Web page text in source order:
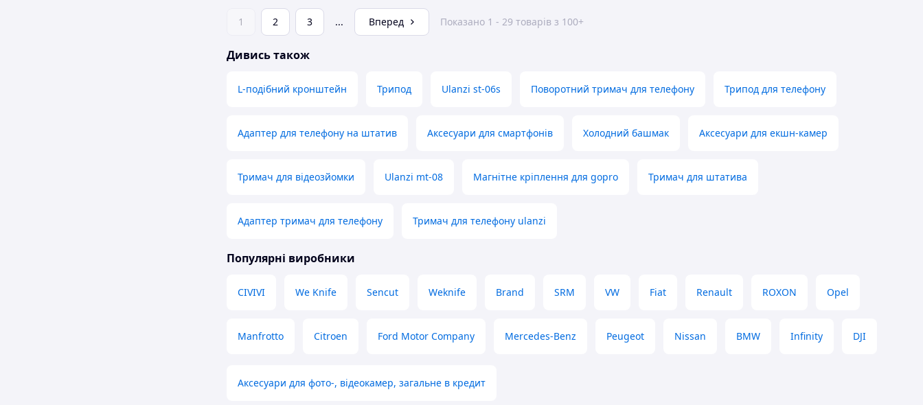
1 2 3 ... Вперед Показано 1 - 29 товарів з 100+
Дивись також
L-подібний кронштейн Трипод Ulanzi st-06s Поворотний тримач для телефону Трипод для телефону
Адаптер для телефону на штатив Аксесуари для смартфонів Холодний башмак Аксесуари для екшн-камер
Тримач для відеозйомки Ulanzi mt-08 Магнітне кріплення для gopro Тримач для штатива
Адаптер тримач для телефону Тримач для телефону ulanzi
Популярні виробники
CIVIVI We Knife Sencut Weknife Brand SRM VW Fiat Renault ROXON Opel
Manfrotto Citroen Ford Motor Company Mercedes-Benz Peugeot Nissan BMW Infinity DJI
Аксесуари для фото-, відеокамер, загальне в кредит